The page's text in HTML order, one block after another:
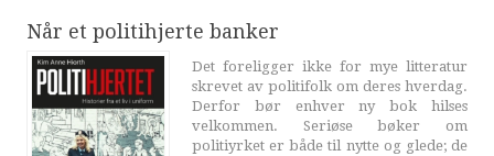
Når et politihjerte banker
Det foreligger ikke for mye litteratur
skrevet av politifolk om deres hverdag.
Derfor bør enhver ny bok hilses
velkommen. Seriøse bøker om
politiyrket er både til nytte og glede; de